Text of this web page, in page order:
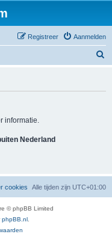
Aanmelden
Registreer
informatie.
Nederland
Alle tijden zijn UTC+01:00
cookies
© phpBB Limited
phpBB.nl